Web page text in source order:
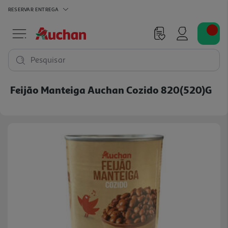
RESERVAR ENTREGA
Pesquisar
Feijão Manteiga Auchan Cozido 820(520)g